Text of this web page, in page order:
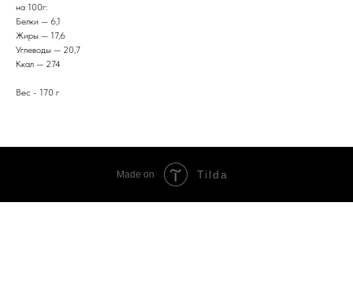
на 100г:
Белки — 6,1
Жиры — 17,6
Углеводы — 20,7
Ккал — 274
Вес - 170 г
Made on Tilda